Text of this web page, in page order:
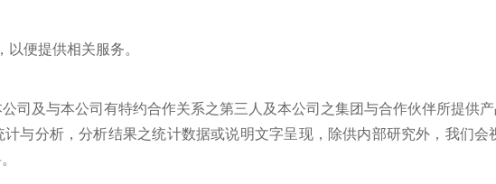
便提供相关服务。
司及与本公司有特约合作关系之第三人及本公司之集团与合作伙伴所提供产
与分析，分析结果之统计数据或说明文字呈现，除供内部研究外，我们会